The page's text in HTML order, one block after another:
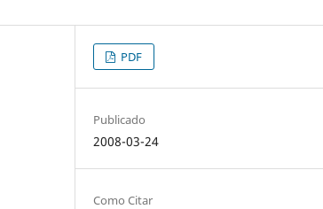
PDF
Publicado
2008-03-24
Como Citar